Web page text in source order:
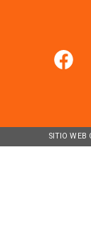
SITIO WEB